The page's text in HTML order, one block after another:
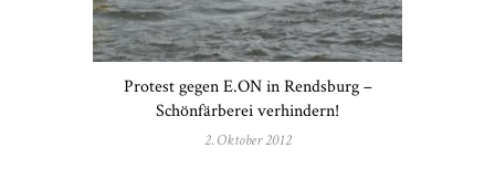
Protest gegen E.ON in Rendsburg –
Schönfärberei verhindern!
2. Oktober 2012